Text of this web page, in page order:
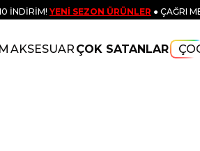
İNDİRİM! YENİ SEZON ÜRÜNLER ● ÇAĞRI
AKSESUAR ÇOK SATANLAR